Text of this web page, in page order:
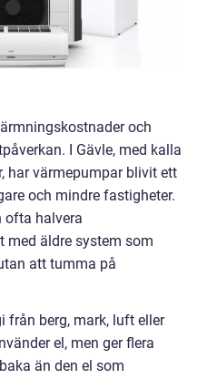
och
I Gävle, med kalla
har värmepumpar blivit ett
och mindre fastigheter.
ofta halvera
med äldre system som
att tumma på
från berg, mark, luft eller
el, men ger flera
än den el som